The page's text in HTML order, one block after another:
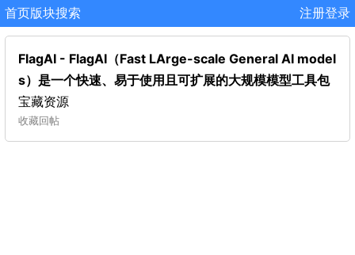
首页版块搜索 注册登录
FlagAI - FlagAI（Fast LArge-scale General AI model
s）是一个快速、易于使用且可扩展的大规模模型工具包
宝藏资源
收藏回帖